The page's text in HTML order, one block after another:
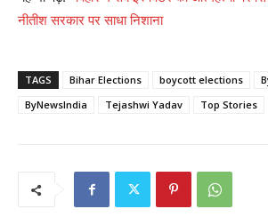
नीतीश सरकार पर साधा निशाना
TAGS Bihar Elections boycott elections
ByNewsIndia
Tejashwi Yadav Top Stories